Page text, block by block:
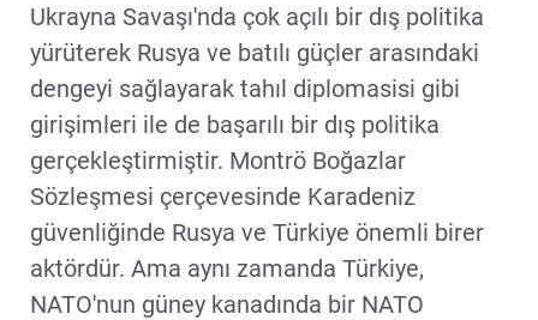
Ukrayna Savaşı'nda çok açılı bir dış politika
yürüterek Rusya ve batılı güçler arasındaki
dengeyi sağlayarak tahıl diplomasisi gibi
girişimleri ile de başarılı bir dış politika
gerçekleştirmiştir. Montrö Boğazlar
Sözleşmesi çerçevesinde Karadeniz
güvenliğinde Rusya ve Türkiye önemli birer
aktördür. Ama aynı zamanda Türkiye,
NATO'nun güney kanadında bir NATO